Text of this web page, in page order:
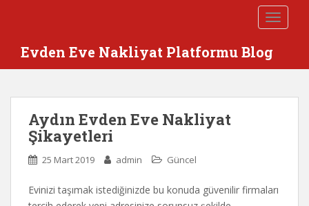
t
Evden Eve Nakliyat Platformu Blog
Aydın Evden Eve Nakliyat
Şikayetleri
25 Mart 2019 admin Güncel
Evinizi taşımak istediğinizde bu konuda güvenilir firmaları